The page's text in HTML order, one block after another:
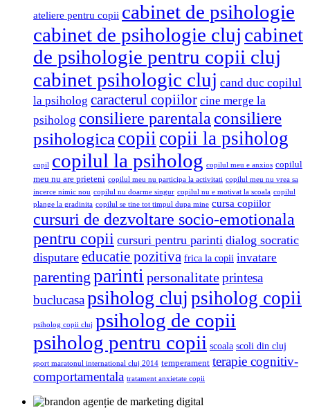
ateliere pentru copii cabinet de psihologie
cabinet de psihologie cluj cabinet
de psihologie pentru copii cluj
cabinet psihologic cluj cand duc copilul
la psiholog caracterul copiilor cine merge la
psiholog consiliere parentala consiliere
psihologica copii copii la psiholog
copil copilul la psiholog copilul meu e anxios copilul
meu nu are prieteni copilul meu nu participa la activitati copilul meu nu vrea sa
incerce nimic nou copilul nu doarme singur copilul nu e motivat la scoala copilul
plange la gradinita copilul se tine tot timpul dupa mine cursa copiilor
cursuri de dezvoltare socio-emotionala
pentru copii cursuri pentru parinti dialog socratic
disputare educatie pozitiva frica la copii invatare
parenting parinti personalitateprintesa
buclucasapsiholog cluj psiholog copii
psiholog copii cluj psiholog de copii
psiholog pentru copii scoala scoli din cluj
sport maratonul international cluj 2014 temperament terapie cognitiv-
comportamentala tratament anxietate copii